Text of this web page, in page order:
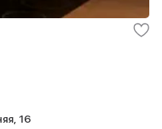
16